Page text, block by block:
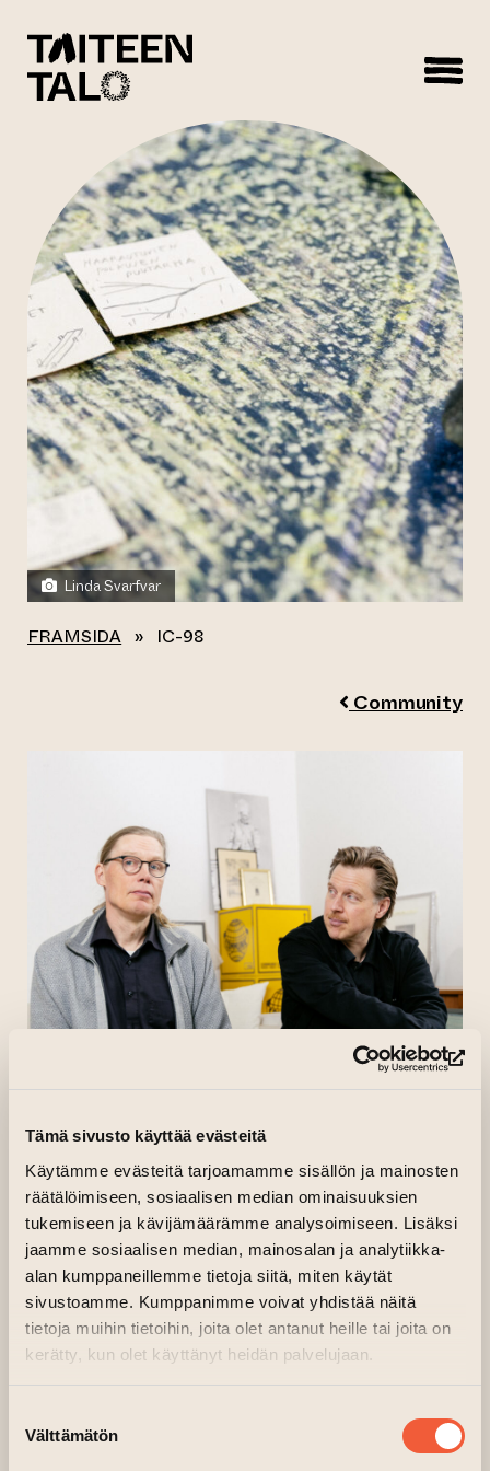
Tämä sivusto käyttää evästeitä
Käytämme evästeitä tarjoamamme sisällön ja mainosten
räätälöimiseen, sosiaalisen median ominaisuuksien
tukemiseen ja kävijämäärämme analysoimiseen. Lisäksi
jaamme sosiaalisen median, mainosalan ja analytiikka-
alan kumppaneillemme tietoja siitä, miten käytät
sivustoamme. Kumppanimme voivat yhdistää näitä
tietoja muihin tietoihin, joita olet antanut heille tai joita on
kerätty, kun olet käyttänyt heidän palvelujaan.
valinta
Välttämätön
Linda Svarfvar
FRAMSIDA » IC-98
Community
IC-98
IC-98 är en konstnärsduo som består
avVisa Suonpää(f. 1968) ochPatrik
Söderlund(f. 1974). Deras samarbete som har
pågått i 26 år har gett upphov till
konstpublikationer, platsknutna verk, offentliga
beställningsverk och installationer med levande